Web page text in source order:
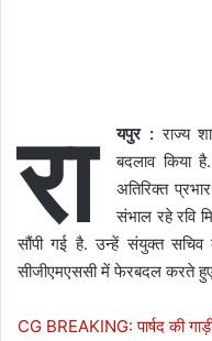
रा यपुर :राज्य
बदलाव किया
अतिरिक्त
संभाल रहे रवि
सौंपी गई है. उन्हें संयुक्त सचिव
सीजीएमएससी में फेरबदल करते हुए
CG BREAKING: पार्षद की